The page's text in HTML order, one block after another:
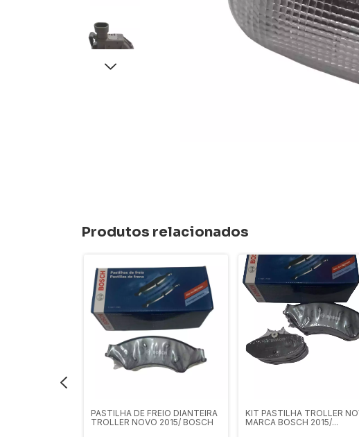
Produtos relacionados
PASTILHA DE FREIO DIANTEIRA
TROLLER NOVO 2015/ BOSCH
KIT PASTILHA TROLLER
MARCA BOSCH 2015/...